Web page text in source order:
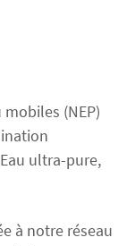
(NEP)
ultra-pure,
à notre réseau